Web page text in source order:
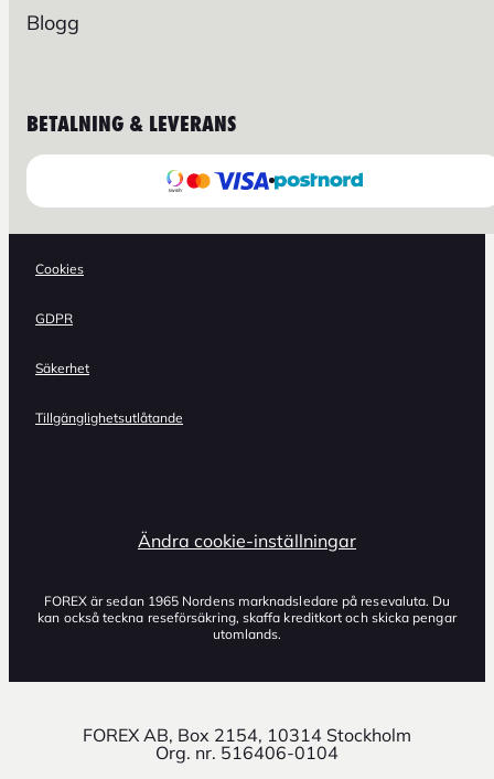
Blogg
BETALNING & LEVERANS
Cookies
GDPR
Säkerhet
Tillgänglighetsutlåtande
Ändra cookie-inställningar
FOREX är sedan 1965 Nordens marknadsledare på resevaluta. Du
kan också teckna reseförsäkring, skaffa kreditkort och skicka pengar
utomlands.
FOREX AB, Box 2154, 10314 Stockholm
Org. nr. 516406-0104